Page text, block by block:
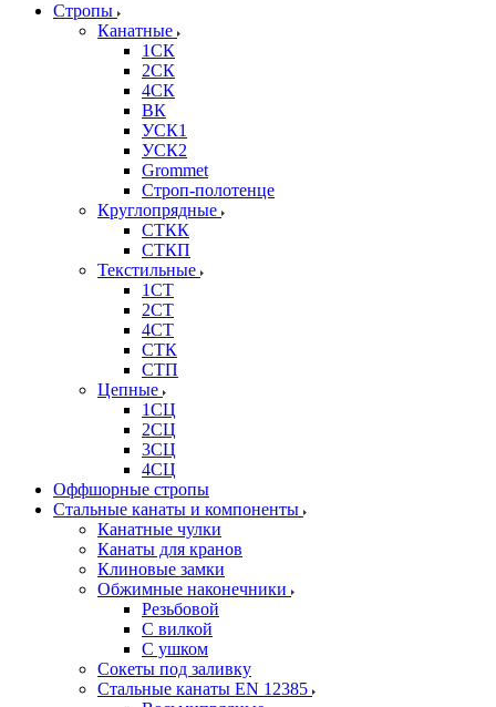
Стропы
Канатные
1СК
2СК
4СК
ВК
УСК1
УСК2
Grommet
Строп-полотенце
Круглопрядные
СТКК
СТКП
Текстильные
1СТ
2СТ
4СТ
СТК
СТП
Цепные
1СЦ
2СЦ
3СЦ
4СЦ
Оффшорные стропы
Стальные канаты и компоненты
Канатные чулки
Канаты для кранов
Клиновые замки
Обжимные наконечники
Резьбовой
С вилкой
С ушком
Сокеты под заливку
Стальные канаты EN 12385